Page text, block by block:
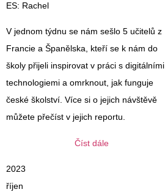
ES: Rachel
V jednom týdnu se nám sešlo 5 učitelů z
Francie a Španělska, kteří se k nám do
školy přijeli inspirovat v práci s digitálními
technologiemi a omrknout, jak funguje
české školství. Více si o jejich návštěvě
můžete přečíst v jejich reportu.
Číst dále
2023
říjen